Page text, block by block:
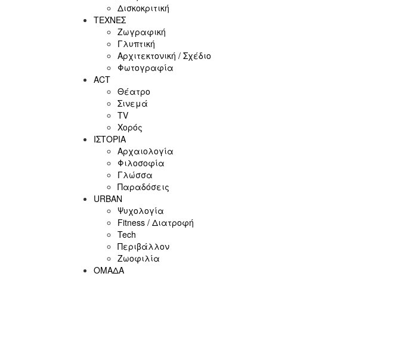
Δισκοκριτική
ΤΕΧΝΕΣ
Ζωγραφική
Γλυπτική
Αρχιτεκτονική / Σχέδιο
Φωτογραφία
ACT
Θέατρο
Σινεμά
ΤV
Χορός
ΙΣΤΟΡΙΑ
Αρχαιολογία
Φιλοσοφία
Γλώσσα
Παραδόσεις
URBAN
Ψυχολογία
Fitness / Διατροφή
Tech
Περιβάλλον
Ζωοφιλία
ΟΜΑΔΑ